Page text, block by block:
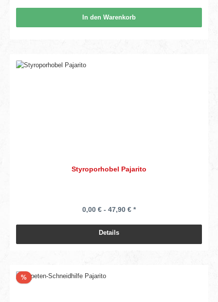
In den Warenkorb
Styroporhobel Pajarito
0,00 € - 47,90 € *
Details
%Rabatt